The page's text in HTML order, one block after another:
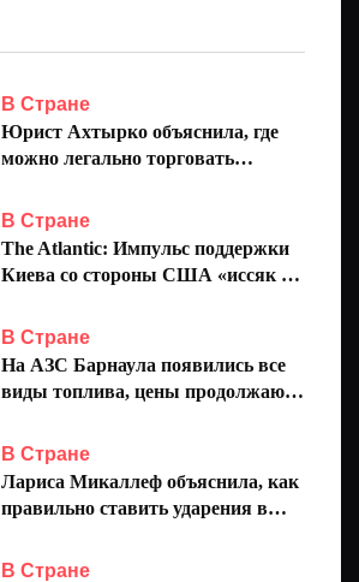
В Стране
Юрист Ахтырко объяснила, где
можно легально торговать
В Стране
The Atlantic: Импульс поддержки
Киева со стороны США «иссяк за
В Стране
На АЗС Барнаула появились все
виды топлива, цены продолжают
В Стране
Лариса Микаллеф объяснила, как
правильно ставить ударения в
В Стране